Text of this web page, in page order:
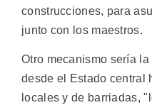
construcciones, para
junto con los maestros.
Otro mecanismo sería
desde el Estado central
locales y de barriadas,